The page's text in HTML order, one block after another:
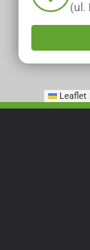
Leaflet
(ul.